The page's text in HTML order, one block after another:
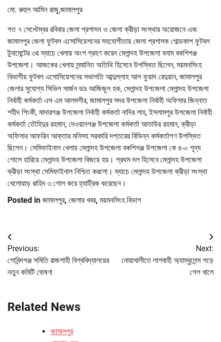
মো. রুহুল আমিন রাজু,জামালপুর
গত ৭ সেপ্টেম্বর রবিবার জেলা প্রশাসন ও জেলা ক্রীড়া সংস্থার অয়োজনে এবং
জামালপুর জেলা ফুটবল এসোসিয়েশনের সহযোগীতায় জেলা প্রশাসক গোল্ডকাপ ফুটবল
টুনামেন্টের ৩য় ম্যাচে খেলায় অংশ গ্রহণ করেন মেলান্দহ উপজেলা বনাম বকশিগঞ্জ
উপজেলা। আজকের খেলায় সন্মানিত অতিথি হিসেবে উপস্থিত ছিলেন, ময়মনসিংহ
বিভাগীয় ফুটবল এসোসিয়েশনের সভাপতি আব্দুল্লাহ আল ফুয়াদ রেদুয়ান, জামালপুর
জেলার সুযোগ্য সিভিল সার্জন ডাঃ আজিজুল হক, মেলান্দহ উপজেলা মেলান্দহ উপজেলা
নির্বাহী কর্মকর্তা এস এম আলমগীর, জামালপুর সদর উপজেলা নির্বাহী অফিসার জিন্নাত
শহীদ পিংকী, মাদারগঞ্জ উপজেলা নির্বাহী কর্মকর্তা নাদির শাহ, ইসলামপুর উপজেলা নির্বাহী
কর্মকর্তা তৌহিদুর রহমান, দেওয়ানগঞ্জ উপজেলা কর্মকর্তা আতাউর রহমান, ক্রীড়া
অফিসার আফরিন আক্তার মনিসহ সরকারি দপ্তরের বিভিন্ন কর্মকর্তাগণ উপস্থিত
ছিলেন। সেমিফাইনাল খেলায় মেলান্দহ উপজেলা বকশিগঞ্জ উপজেলা কে ৪-০ শূন্য
গোলে হারিয়ে মেলান্দহ উপজেলা বিজয়ে হয়। প্রথম দল হিসেবে মেলান্দহ উপজেলা
ক্রীড়া সংস্থা সেমিফাইনাল নিশ্চিত করলো। ম্যাচে মেলান্দহ উপজেলা ক্রীড়া সংস্থা
খেলোয়াড় রাহিদ ৩ গোল করে হ্যাট্রিক করেছেন।
Posted in জামালপুর, জেলার খবর, ময়মনসিংহ বিভাগ
Post
navigation
Previous:
গোবিন্দগঞ্জ সমিতি রাজশাহী বিশ্ববিদ্যালয়ের
নতুন কমিটি ঘোষণা
Next:
নোয়াখালীতে লাশবাহী অ্যাম্বুলেন্স পড়ে
গেল খালে
Related News
জামালপুর